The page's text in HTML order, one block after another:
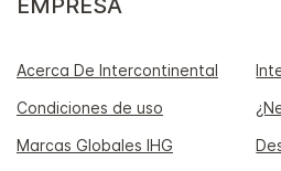
Acerca De Intercontinental
Condiciones de uso
Marcas Globales IHG